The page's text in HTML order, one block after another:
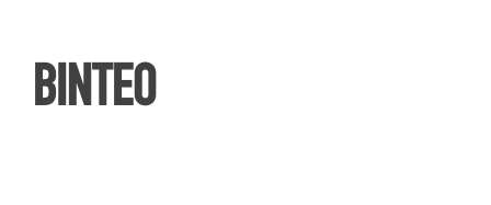
ΒΙΝΤΕΟ